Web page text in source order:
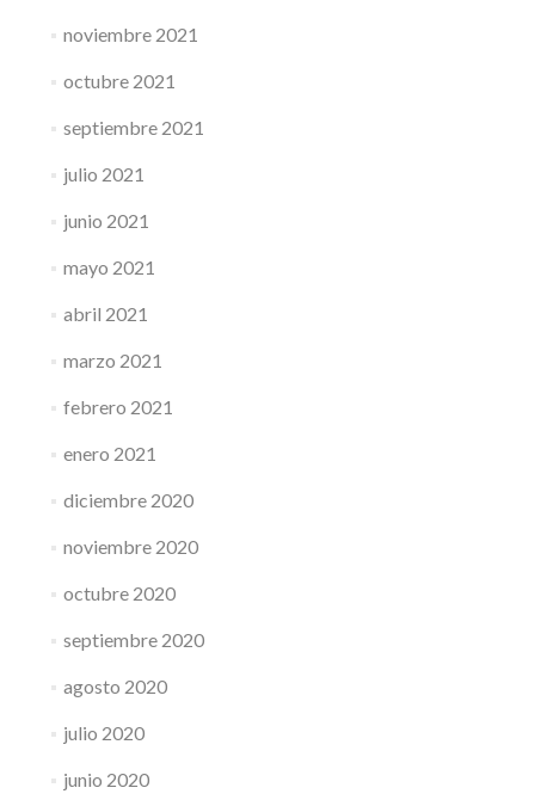
noviembre 2021
octubre 2021
septiembre 2021
julio 2021
junio 2021
mayo 2021
abril 2021
marzo 2021
febrero 2021
enero 2021
diciembre 2020
noviembre 2020
octubre 2020
septiembre 2020
agosto 2020
julio 2020
junio 2020